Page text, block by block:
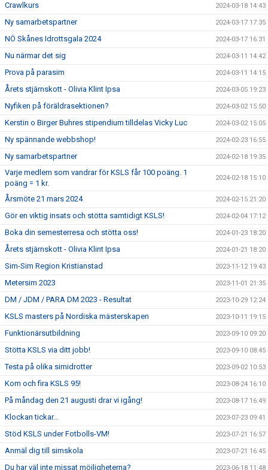
Crawlkurs 2024-03-18 14:43
Ny samarbetspartner 2024-03-17 17:35
NÖ Skånes Idrottsgala 2024 2024-03-17 16:31
Nu närmar det sig 2024-03-11 14:42
Prova på parasim 2024-03-11 14:15
Årets stjärnskott - Olivia Klint Ipsa 2024-03-05 19:23
Nyfiken på föräldrasektionen? 2024-03-02 15:50
Kerstin o Birger Buhres stipendium tilldelas Vicky Luc 2024-03-02 15:05
Ny spännande webbshop! 2024-02-23 16:55
Ny samarbetspartner 2024-02-18 19:35
Varje medlem som vandrar för KSLS får 100 poäng. 1
poäng = 1 kr.
2024-02-18 15:10
Årsmöte 21 mars 2024 2024-02-15 21:20
Gör en viktig insats och stötta samtidigt KSLS! 2024-02-04 17:12
Boka din semesterresa och stötta oss! 2024-01-23 18:20
Årets stjärnskott - Olivia Klint Ipsa 2024-01-21 18:20
Sim-Sim Region Kristianstad 2023-11-12 19:43
Metersim 2023 2023-11-01 21:35
DM / JDM / PARA DM 2023 - Resultat 2023-10-29 12:24
KSLS masters på Nordiska mästerskapen 2023-10-11 19:15
Funktionärsutbildning 2023-09-10 09:20
Stötta KSLS via ditt jobb! 2023-09-10 08:45
Testa på olika simidrotter 2023-09-02 10:53
Kom och fira KSLS 95! 2023-08-24 16:10
På måndag den 21 augusti drar vi igång! 2023-08-17 16:49
Klockan tickar... 2023-07-23 09:41
Stöd KSLS under Fotbolls-VM! 2023-07-21 16:57
Anmäl dig till simskola 2023-07-21 16:45
Du har väl inte missat möjligheterna? 2023-06-18 11:48